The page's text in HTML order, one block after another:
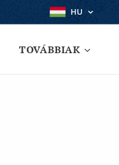
HU
TOVÁBBIAK